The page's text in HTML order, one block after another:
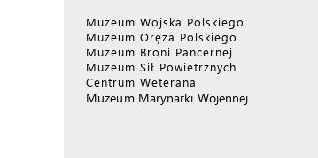
Muzeum Wojska Polskiego
Muzeum Oręża Polskiego
Muzeum Broni Pancernej
Muzeum Sił Powietrznych
Centrum Weterana
Muzeum Marynarki Wojennej